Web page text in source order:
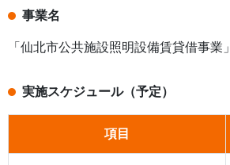
事業名
「仙北市公共施設照明設備賃貸借事業」
実施スケジュール（予定）
項目